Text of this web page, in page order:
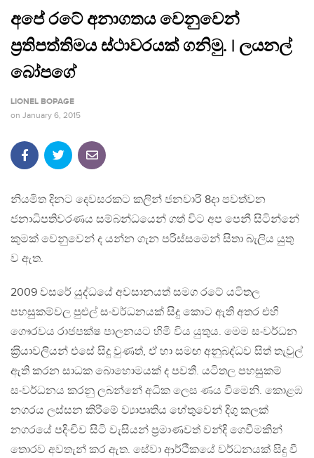
අපේ රටේ අනාගතය වෙනුවෙන්
ප‍්‍රතිපත්තිමය ස්ථාවරයක් ගනිමු. | ලයනල්
බෝපගේ
LIONEL BOPAGE
on January 6, 2015
නියමිත දිනට දෙවසරකට කලින් ජනවාරි 8දා පවත්වන
ජනාධිපතිවරණය සම්බන්ධයෙන් ගත් විට අප පෙනී සිටින්නේ
කුමක් වෙනුවෙන් ද යන්න ගැන පරිස්සමෙන් සිතා බැලිය යුතු
ව ඇත.
2009 වසරේ යුද්ධයේ අවසානයත් සමග රටේ යටිතල
පහසුකම්වල පුළුල් සංවර්ධනයක් සිදු කොට ඇති අතර එහි
ගෞරවය රාජපක්ෂ පාලනයට හිමි විය යුතුය. මෙම සංවර්ධන
ක‍්‍රියාවලියන් එසේ සිදු වුණත්, ඒ හා සමඟ අනුබද්ධව සිත් තැවුල්
ඇති කරන සාධක බොහොමයක් ද පවතී. යටිතල පහසුකම්
සංවර්ධනය කරනු ලබන්නේ අධික ලෙස ණය වීමෙනි. කොළඹ
නගරය ලස්සන කිරීමේ ව්‍යාපෘතිය හේතුවෙන් දිගු කලක්
නගරයේ පදිංචිව සිටි වැසියන් ප‍්‍රමාණවත් වන්දි ගෙවීමකින්
තොරව අවතැන් කර ඇත. සේවා ආර්ථිකයේ වර්ධනයක් සිදු වී